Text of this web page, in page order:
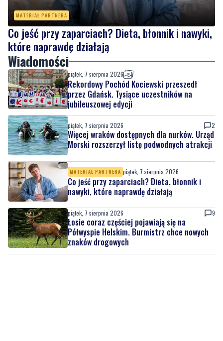
MATERIAŁ PARTNERA
Co jeść przy zaparciach? Dieta, błonnik i nawyki,
które naprawdę działają
Wiadomości
piątek, 7 sierpnia 2026
Rekordowy Pochód Kociewski przeszedł
przez Gdańsk. Tysiące uczestników na
jubileuszowej edycji
piątek, 7 sierpnia 2026 2
Więcej wraków dostępnych dla nurków. Urząd
Morski rozszerzył listę podwodnych atrakcji
MATERIAŁ PARTNERA piątek, 7 sierpnia 2026
Co jeść przy zaparciach? Dieta, błonnik i
nawyki, które naprawdę działają
piątek, 7 sierpnia 2026 9
Łosie coraz częściej pojawiają się na
Półwyspie Helskim. Burmistrz chce nowych
znaków drogowych